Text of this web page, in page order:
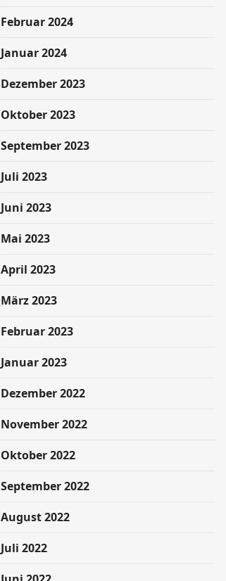
Februar 2024
Januar 2024
Dezember 2023
Oktober 2023
September 2023
Juli 2023
Juni 2023
Mai 2023
April 2023
März 2023
Februar 2023
Januar 2023
Dezember 2022
November 2022
Oktober 2022
September 2022
August 2022
Juli 2022